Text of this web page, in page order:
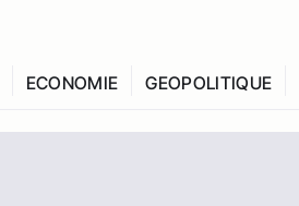
ECONOMIE GEOPOLITIQUE